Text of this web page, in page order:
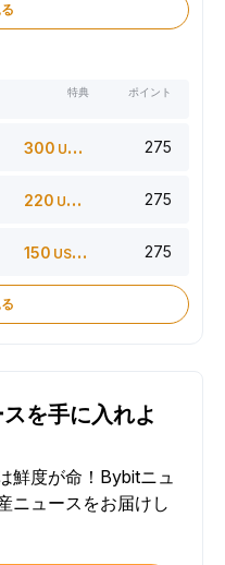
特典 ポイント
300 USDT 275
220 USDT 275
150 USDT 275
を手に入れよ
鮮度が命！Bybitニュ
ニュースをお届けし